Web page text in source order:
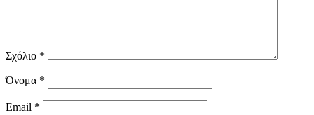
Σχόλιο *
Όνομα *
Email *